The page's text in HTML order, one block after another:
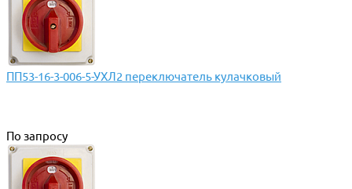
ПП53-16-3-006-5-УХЛ2 переключатель кулачковый
По запросу